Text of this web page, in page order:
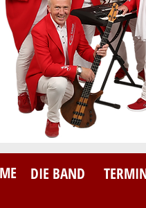
DIE BAND